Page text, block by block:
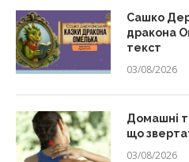
Сашко
дракона
текст
03/08/2026
Домашні
що
03/08/2026